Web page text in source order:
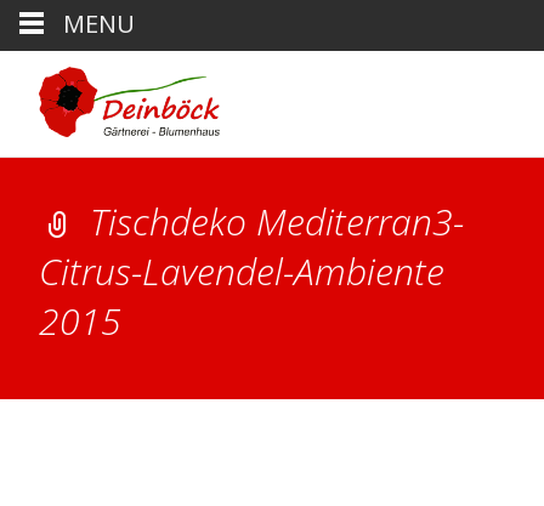
Tischdeko Mediterran3-
Citrus-Lavendel-Ambiente
2015
MENU